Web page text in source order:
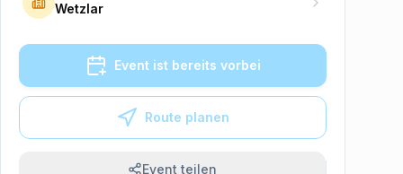
Wetzlar
Event ist bereits vorbei
Route planen
Event teilen